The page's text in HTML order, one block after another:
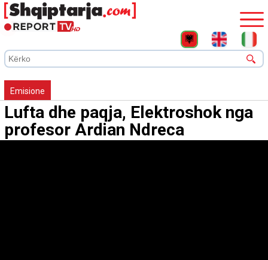
Emisione
Lufta dhe paqja, Elektroshok nga
profesor Ardian Ndreca